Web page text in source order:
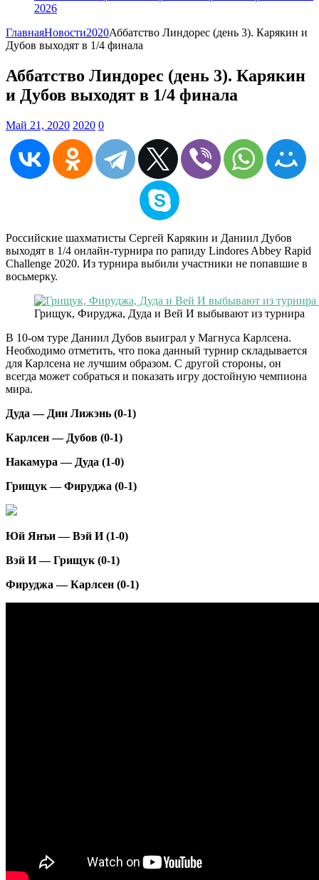
2026
ГлавнаяНовости2020Аббатство Линдорес (день 3). Карякин и
Дубов выходят в 1/4 финала
Аббатство Линдорес (день 3). Карякин
и Дубов выходят в 1/4 финала
Май 21, 2020 2020 0
Российские шахматисты Сергей Карякин и Даниил Дубов
выходят в 1/4 онлайн-турнира по рапиду Lindores Abbey Rapid
Challenge 2020. Из турнира выбили участники не попавшие в
восьмерку.
Грищук, Фируджа, Дуда и Вей И выбывают из турнира
В 10-ом туре Даниил Дубов выиграл у Магнуса Карлсена.
Необходимо отметить, что пока данный турнир складывается
для Карлсена не лучшим образом. С другой стороны, он
всегда может собраться и показать игру достойную чемпиона
мира.
Дуда — Дин Лижэнь (0-1)
Карлсен — Дубов (0-1)
Накамура — Дуда (1-0)
Грищук — Фируджа (0-1)
Юй Янъи — Вэй И (1-0)
Вэй И — Грищук (0-1)
Фируджа — Карлсен (0-1)